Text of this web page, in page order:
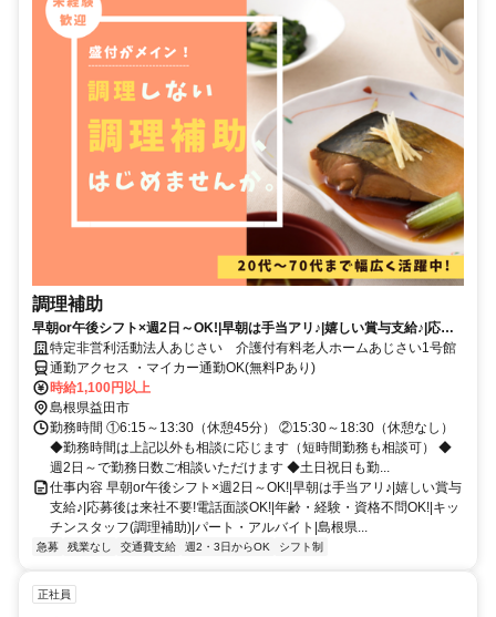
調理補助
早朝or午後シフト×週2日～OK!|早朝は手当アリ♪|嬉しい賞与支給♪|応募
後は来社不要!電話面談OK!|年齢・経験・資格不問OK!|キッチンスタッフ
(調理補助)|パート・アルバイト|島根県益田市津田町
特定非営利活動法人あじさい 介護付有料老人ホームあじさい1号館
通勤アクセス ・マイカー通勤OK(無料Pあり)
時給1,100円以上
島根県益田市
勤務時間 ①6:15～13:30（休憩45分） ②15:30～18:30（休憩なし）
◆勤務時間は上記以外も相談に応じます（短時間勤務も相談可） ◆
週2日～で勤務日数ご相談いただけます ◆土日祝日も勤...
仕事内容 早朝or午後シフト×週2日～OK!|早朝は手当アリ♪|嬉しい賞与
支給♪|応募後は来社不要!電話面談OK!|年齢・経験・資格不問OK!|キッ
チンスタッフ(調理補助)|パート・アルバイト|島根県...
急募 残業なし 交通費支給 週2・3日からOK シフト制
正社員